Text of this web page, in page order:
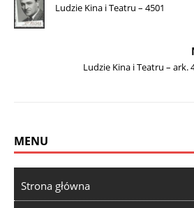
Ludzie Kina i Teatru – 4501
Ludzie Kina i Teatru – ark.
MENU
Strona główna